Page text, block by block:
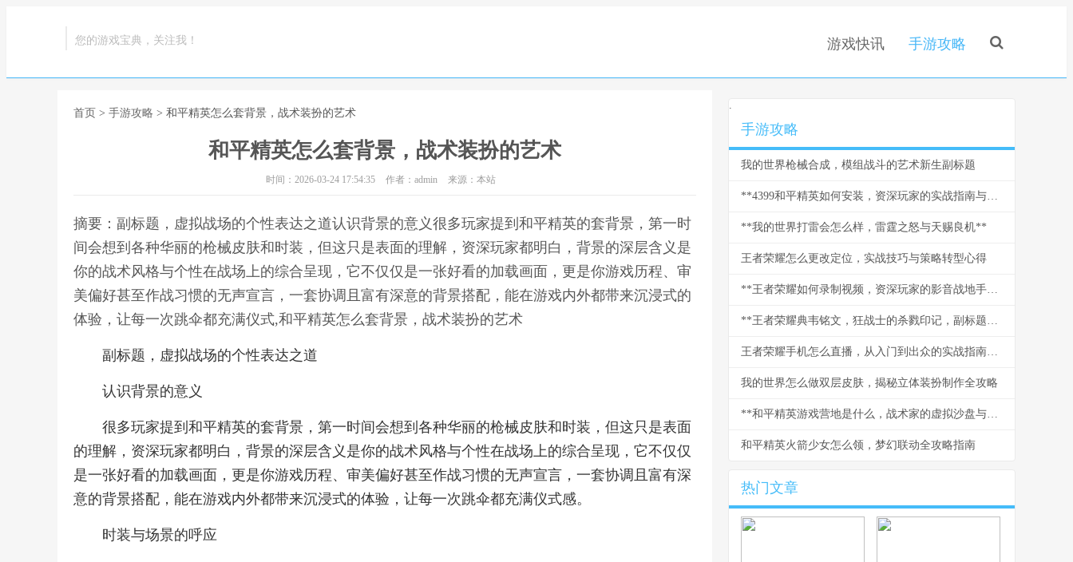
您的游戏宝典，关注我！ 游戏快讯 手游攻略
首页 > 手游攻略 > 和平精英怎么套背景，战术装扮的艺术
和平精英怎么套背景，战术装扮的艺术
时间：2026-03-24 17:54:35 作者：admin 来源：本站
摘要：副标题，虚拟战场的个性表达之道认识背景的意义很多玩家提到和平精英的套背景，第一时
间会想到各种华丽的枪械皮肤和时装，但这只是表面的理解，资深玩家都明白，背景的深层含义是
你的战术风格与个性在战场上的综合呈现，它不仅仅是一张好看的加载画面，更是你游戏历程、审
美偏好甚至作战习惯的无声宣言，一套协调且富有深意的背景搭配，能在游戏内外都带来沉浸式的
体验，让每一次跳伞都充满仪式,和平精英怎么套背景，战术装扮的艺术
副标题，虚拟战场的个性表达之道
认识背景的意义
很多玩家提到和平精英的套背景，第一时间会想到各种华丽的枪械皮肤和时装，但这只是表面
的理解，资深玩家都明白，背景的深层含义是你的战术风格与个性在战场上的综合呈现，它不仅仅
是一张好看的加载画面，更是你游戏历程、审美偏好甚至作战习惯的无声宣言，一套协调且富有深
意的背景搭配，能在游戏内外都带来沉浸式的体验，让每一次跳伞都充满仪式感。
时装与场景的呼应
.
手游攻略
我的世界枪械合成，模组战斗的艺术新生副标题
**4399和平精英如何安装，资深玩家的实战指南与心得副标题**
**我的世界打雷会怎么样，雷霆之怒与天赐良机**
王者荣耀怎么更改定位，实战技巧与策略转型心得
**王者荣耀如何录制视频，资深玩家的影音战地手册**
**王者荣耀典韦铭文，狂战士的杀戮印记，副标题野蛮力量的终极承载**
王者荣耀手机怎么直播，从入门到出众的实战指南，副标题，资深玩家带你玩转移动端直播
我的世界怎么做双层皮肤，揭秘立体装扮制作全攻略
**和平精英游戏营地是什么，战术家的虚拟沙盘与社交枢纽**
和平精英火箭少女怎么领，梦幻联动全攻略指南
热门文章